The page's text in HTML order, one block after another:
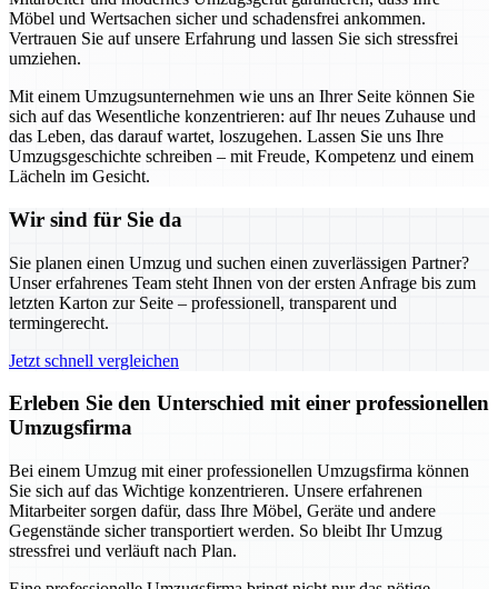
Möbel und Wertsachen sicher und schadensfrei ankommen.
Vertrauen Sie auf unsere Erfahrung und lassen Sie sich stressfrei
umziehen.
Mit einem Umzugsunternehmen wie uns an Ihrer Seite können Sie
sich auf das Wesentliche konzentrieren: auf Ihr neues Zuhause und
das Leben, das darauf wartet, loszugehen. Lassen Sie uns Ihre
Umzugsgeschichte schreiben – mit Freude, Kompetenz und einem
Lächeln im Gesicht.
Wir sind für Sie da
Sie planen einen Umzug und suchen einen zuverlässigen Partner?
Unser erfahrenes Team steht Ihnen von der ersten Anfrage bis zum
letzten Karton zur Seite – professionell, transparent und
termingerecht.
Jetzt schnell vergleichen
Erleben Sie den Unterschied mit einer professionellen
Umzugsfirma
Bei einem Umzug mit einer professionellen Umzugsfirma können
Sie sich auf das Wichtige konzentrieren. Unsere erfahrenen
Mitarbeiter sorgen dafür, dass Ihre Möbel, Geräte und andere
Gegenstände sicher transportiert werden. So bleibt Ihr Umzug
stressfrei und verläuft nach Plan.